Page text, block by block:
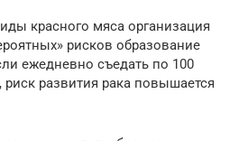
красного мяса организация
рисков образование
ежедневно съедать по 100
риск развития рака повышается